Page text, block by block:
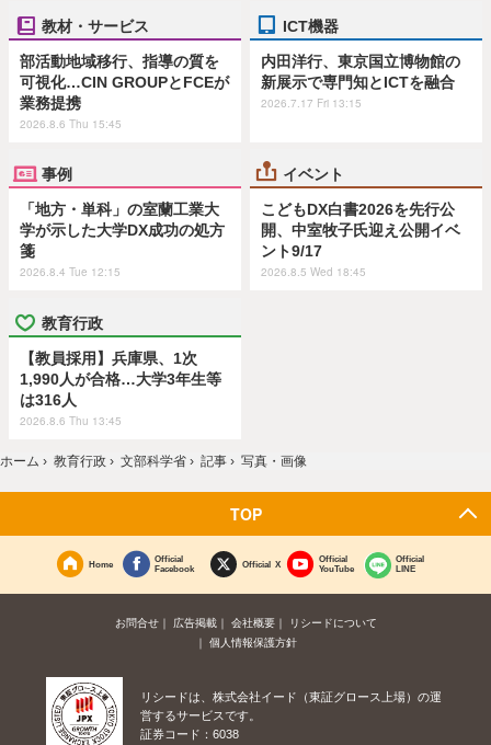
教材・サービス
部活動地域移行、指導の質を
可視化…CIN GROUPとFCEが
業務提携
2026.8.6 Thu 15:45
ICT機器
内田洋行、東京国立博物館の
新展示で専門知とICTを融合
2026.7.17 Fri 13:15
事例
「地方・単科」の室蘭工業大
学が示した大学DX成功の処方
箋
2026.8.4 Tue 12:15
イベント
こどもDX白書2026を先行公
開、中室牧子氏迎え公開イベ
ント9/17
2026.8.5 Wed 18:45
教育行政
【教員採用】兵庫県、1次
1,990人が合格…大学3年生等
は316人
2026.8.6 Thu 13:45
ホーム › 教育行政 › 文部科学省 › 記事 › 写真・画像
TOP
Home
Official
Facebook
Official X
Official
YouTube
Official
LINE
お問合せ 広告掲載 会社概要
リシードについて
個人情報保護方針
リシードは、株式会社イード（東証グロース上場）の運
営するサービスです。
証券コード：6038